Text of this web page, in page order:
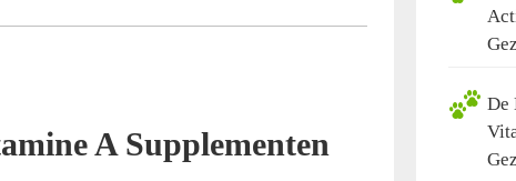
A Supplementen
De